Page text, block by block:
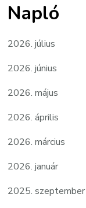
Napló
2026. július
2026. június
2026. május
2026. április
2026. március
2026. január
2025. szeptember